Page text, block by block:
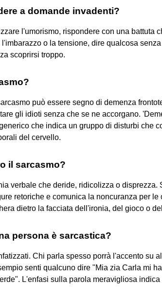
a domande invadenti?
l'umorismo, rispondere con una battuta
o la tensione, dire qualcosa
scoprirsi troppo.
può essere segno di demenza
gli idioti senza che se ne accorgano.
che indica un gruppo di disturbi che
del cervello.
il sarcasmo?
verbale che deride, ridicolizza o disprezza.
retoriche e comunica la noncuranza per le
dietro la facciata dell'ironia, del gioco o
persona è sarcastica?
Chi parla spesso porrà l'accento su
senti qualcuno dire "Mia zia Carla mi
L'enfasi sulla parola meravigliosa